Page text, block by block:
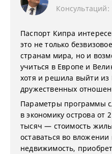
Консультаций:
Паспорт Кипра
это не только
странам мира, но и
учиться в Европе и
хотя и решила выйти из
дружественных
Параметры программы
в экономику острова от
тысяч — стоимость
оставаться во
недвижимость,